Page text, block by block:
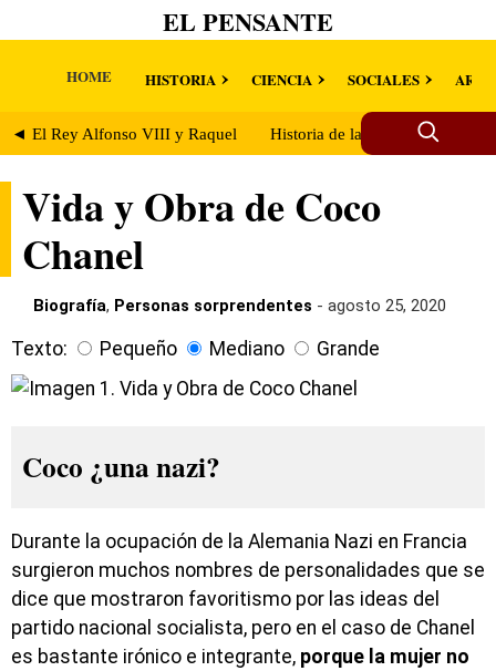
EL PENSANTE
HOME HISTORIA CIENCIA SOCIALES
◄ El Rey Alfonso VIII y Raquel Historia de la Poderosa Familia
Vida y Obra de Coco
Chanel
Biografía, Personas sorprendentes - agosto 25, 2020
Texto: Pequeño Mediano Grande
Coco ¿una nazi?
Durante la ocupación de la Alemania Nazi en Francia
surgieron muchos nombres de personalidades que se
dice que mostraron favoritismo por las ideas del
partido nacional socialista, pero en el caso de Chanel
es bastante irónico e integrante, porque la mujer no